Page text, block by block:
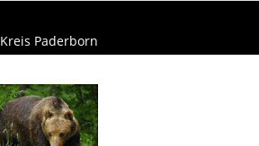
Kreis Paderborn